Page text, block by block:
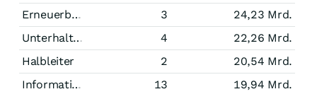
Erneuerbare Energien
3
24,23 Mrd.
Unterhaltung
4
22,26 Mrd.
Halbleiter
2
20,54 Mrd.
Informationstechnologie
13 19,94 Mrd.